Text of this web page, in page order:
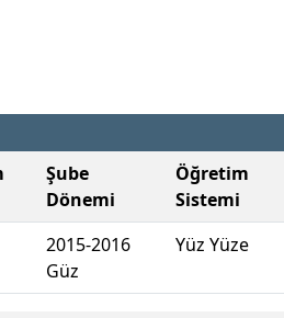
Şube
Dönemi
Öğretim
Sistemi
2015-2016
Güz
Yüz Yüze